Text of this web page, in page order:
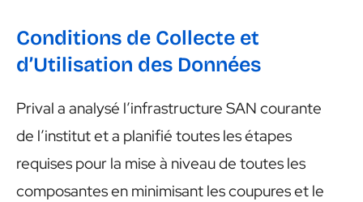
Conditions de Collecte et
d’Utilisation des Données
Prival a analysé l’infrastructure SAN courante
de l’institut et a planifié toutes les étapes
requises pour la mise à niveau de toutes les
composantes en minimisant les coupures et le